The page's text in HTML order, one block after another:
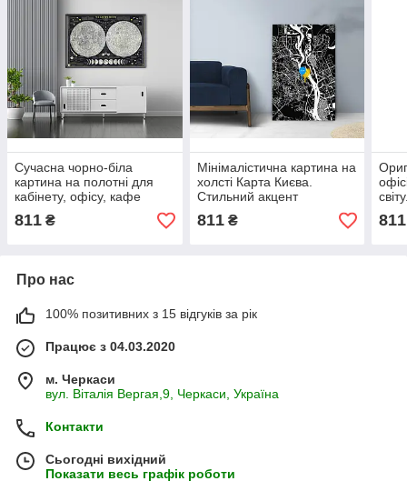
Сучасна чорно-біла
картина на полотні для
кабінету, офісу, кафе
Карта місяця
811 ₴
Мінімалістична картина на
холсті Карта Києва.
Стильний акцент
сучасного інтер'єру!
811₴ 811
Про нас
100% позитивних з 15 відгуків за рік
Працює з 04.03.2020
м. Черкаси
вул. Віталія Вергая,9, Черкаси, Україна
Контакти
Сьогодні вихідний
Показати весь графік роботи